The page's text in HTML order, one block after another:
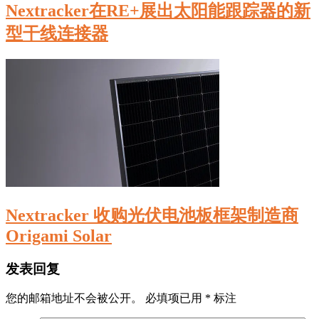
Nextracker在RE+展出太阳能跟踪器的新
型干线连接器
Nextracker 收购光伏电池板框架制造商
Origami Solar
发表回复
您的邮箱地址不会被公开。 必填项已用 * 标注